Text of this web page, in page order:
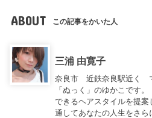
ABOUT この記事をかいた人
三浦 由寛子
奈良市 近鉄奈良駅近く
「ぬっく」のゆかこです
できるヘアスタイルを提
通してあなたの人生をさら